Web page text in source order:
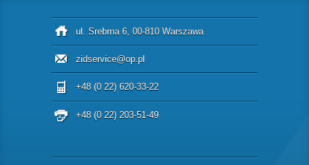
ul. Srebrna 6, 00-810 Warszawa
zidservice@op.pl
+48 (0 22) 620-33-22
+48 (0 22) 203-51-49